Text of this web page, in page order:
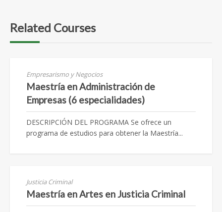
Related Courses
Empresarismo y Negocios
Maestría en Administración de
Empresas (6 especialidades)
DESCRIPCIÓN DEL PROGRAMA Se ofrece un
programa de estudios para obtener la Maestría...
Justicia Criminal
Maestría en Artes en Justicia Criminal